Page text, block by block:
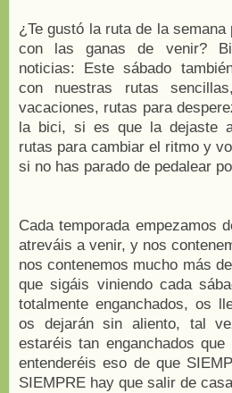
¿Te gustó la ruta de la semana
con las ganas de venir?
noticias: Este sábado
con nuestras rutas
vacaciones, rutas para
la bici, si es que la dejaste
rutas para cambiar el ritmo y
si no has parado de pedalear
Cada temporada empezamos
atreváis a venir, y nos
nos contenemos mucho más
que sigáis viniendo cada
totalmente enganchados, os
os dejarán sin aliento, tal
estaréis tan enganchados
entenderéis eso de que
SIEMPRE hay que salir de